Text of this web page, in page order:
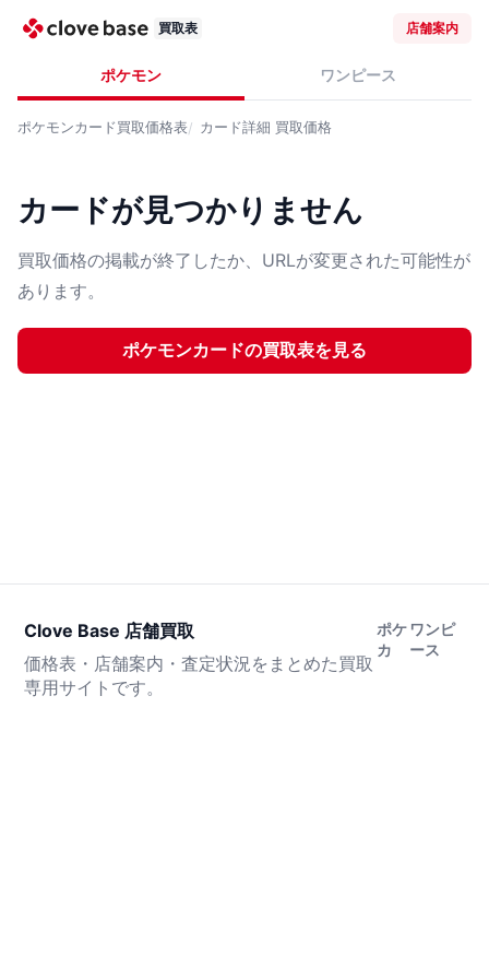
買取表 店舗案内
ポケモン ワンピース
ポケモンカード買取価格表 カード詳細 買取価格
カードが見つかりません
買取価格の掲載が終了したか、URLが変更された可能性が
あります。
ポケモンカードの買取表を見る
Clove Base 店舗買取
価格表・店舗案内・査定状況をまとめた買取
専用サイトです。
ポケ
カ
ワンピ
ース